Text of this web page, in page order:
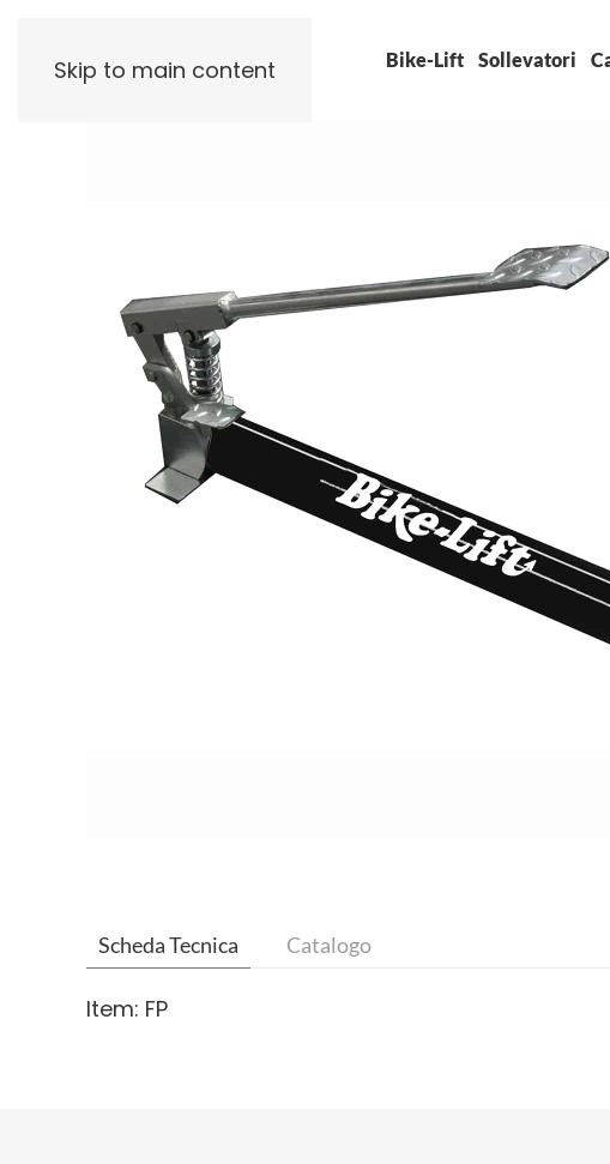
Skip to main content Bike-Lift Sollevatori
Scheda Tecnica Catalogo
Item: FP